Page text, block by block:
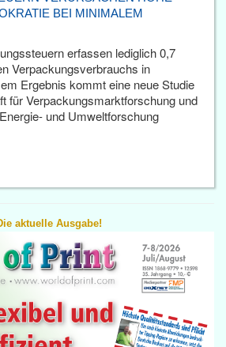
BEI MINIMALEM
erfassen lediglich 0,7
Verpackungsverbrauchs in
Ergebnis kommt eine neue Studie
für Verpackungsmarktforschung und
und Umweltforschung
aktuelle Ausgabe!